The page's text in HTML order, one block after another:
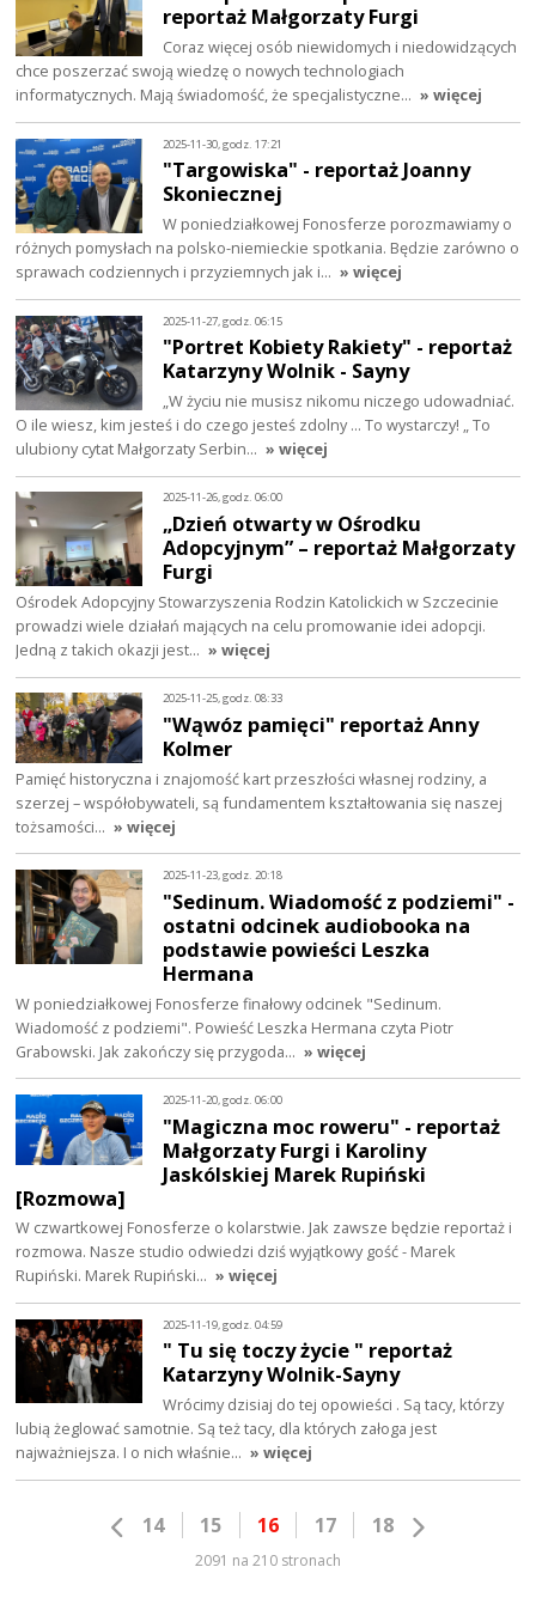
reportaż Małgorzaty Furgi
Coraz więcej osób niewidomych i niedowidzących
chce poszerzać swoją wiedzę o nowych technologiach
informatycznych. Mają świadomość, że specjalistyczne… » więcej
2025-11-30, godz. 17:21
"Targowiska" - reportaż Joanny
Skoniecznej
W poniedziałkowej Fonosferze porozmawiamy o
różnych pomysłach na polsko-niemieckie spotkania. Będzie zarówno o
sprawach codziennych i przyziemnych jak i… » więcej
2025-11-27, godz. 06:15
"Portret Kobiety Rakiety" - reportaż
Katarzyny Wolnik - Sayny
„W życiu nie musisz nikomu niczego udowadniać.
O ile wiesz, kim jesteś i do czego jesteś zdolny ... To wystarczy! „ To
ulubiony cytat Małgorzaty Serbin… » więcej
2025-11-26, godz. 06:00
„Dzień otwarty w Ośrodku
Adopcyjnym” – reportaż Małgorzaty
Furgi
Ośrodek Adopcyjny Stowarzyszenia Rodzin Katolickich w Szczecinie
prowadzi wiele działań mających na celu promowanie idei adopcji.
Jedną z takich okazji jest… » więcej
2025-11-25, godz. 08:33
"Wąwóz pamięci" reportaż Anny
Kolmer
Pamięć historyczna i znajomość kart przeszłości własnej rodziny, a
szerzej – współobywateli, są fundamentem kształtowania się naszej
tożsamości… » więcej
2025-11-23, godz. 20:18
"Sedinum. Wiadomość z podziemi" -
ostatni odcinek audiobooka na
podstawie powieści Leszka
Hermana
W poniedziałkowej Fonosferze finałowy odcinek "Sedinum.
Wiadomość z podziemi". Powieść Leszka Hermana czyta Piotr
Grabowski. Jak zakończy się przygoda… » więcej
2025-11-20, godz. 06:00
"Magiczna moc roweru" - reportaż
Małgorzaty Furgi i Karoliny
Jaskólskiej Marek Rupiński
[Rozmowa]
W czwartkowej Fonosferze o kolarstwie. Jak zawsze będzie reportaż i
rozmowa. Nasze studio odwiedzi dziś wyjątkowy gość - Marek
Rupiński. Marek Rupiński… » więcej
2025-11-19, godz. 04:59
" Tu się toczy życie " reportaż
Katarzyny Wolnik-Sayny
Wrócimy dzisiaj do tej opowieści . Są tacy, którzy
lubią żeglować samotnie. Są też tacy, dla których załoga jest
najważniejsza. I o nich właśnie… » więcej
14 15 16 17 18
2091 na 210 stronach